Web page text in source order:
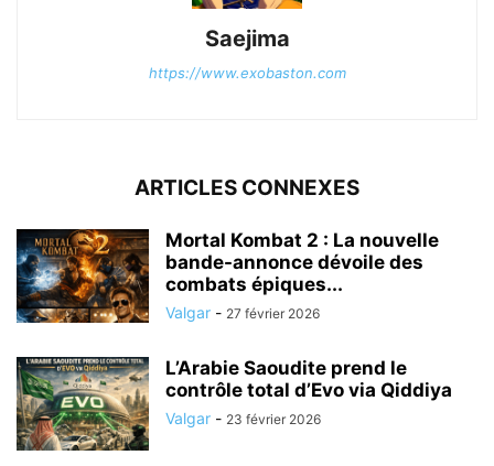
Saejima
https://www.exobaston.com
ARTICLES CONNEXES
Mortal Kombat 2 : La nouvelle
bande-annonce dévoile des
combats épiques...
Valgar - 27 février 2026
L’Arabie Saoudite prend le
contrôle total d’Evo via Qiddiya
Valgar - 23 février 2026